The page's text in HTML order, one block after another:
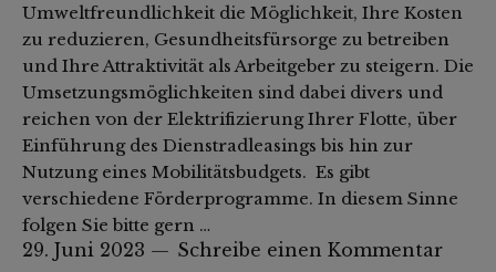
Umweltfreundlichkeit die Möglichkeit, Ihre Kosten
zu reduzieren, Gesundheitsfürsorge zu betreiben
und Ihre Attraktivität als Arbeitgeber zu steigern. Die
Umsetzungsmöglichkeiten sind dabei divers und
reichen von der Elektrifizierung Ihrer Flotte, über
Einführung des Dienstradleasings bis hin zur
Nutzung eines Mobilitätsbudgets. Es gibt
verschiedene Förderprogramme. In diesem Sinne
folgen Sie bitte gern …
29. Juni 2023 Schreibe einen Kommentar